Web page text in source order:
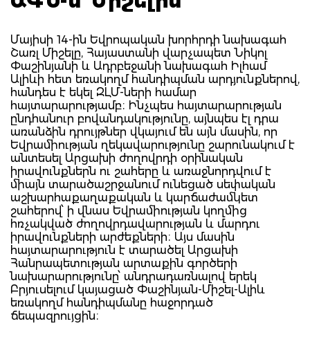
Մայիսի 14-ին Եվրոպական խորհրդի նախագահ
Շառլ Միշելը, Հայաստանի վարչապետ Նիկոլ
Փաշինյանի և Ադրբեջանի նախագահ Իլհամ
Ալիևի հետ եռակողմ հանդիպման արդյունքներով,
հանդես է եկել ԶԼՄ-ների համար
հայտարարությամբ։ Ինչպես հայտարարության
ընդհանուր բովանդակությունը, այնպես էլ դրա
առանձին դրույթներ վկայում են այն մասին, որ
Եվրամիության ղեկավարությունը շարունակում է
անտեսել Արցախի ժողովրդի օրինական
իրավունքներն ու շահերը և առաջնորդվում է
միայն տարածաշրջանում ունեցած սեփական
աշխարհաքաղաքական և կարճաժամկետ
շահերով՝ ի վնաս Եվրամիության կողմից
հռչակված ժողովրդավարության և մարդու
իրավունքների արժեքների։ Այս մասին
հայտարարություն է տարածել Արցախի
Հանրապետության արտաքին գործերի
նախարարությունը՝ անդրադառնալով երեկ
Բրյուսելում կայացած Փաշինյան-Միշել-Ալիև
եռակողմ հանդիպմանը հաջորդած
ճեպազրույցին։